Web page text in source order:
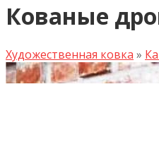
Кованые
Художественная ковка »